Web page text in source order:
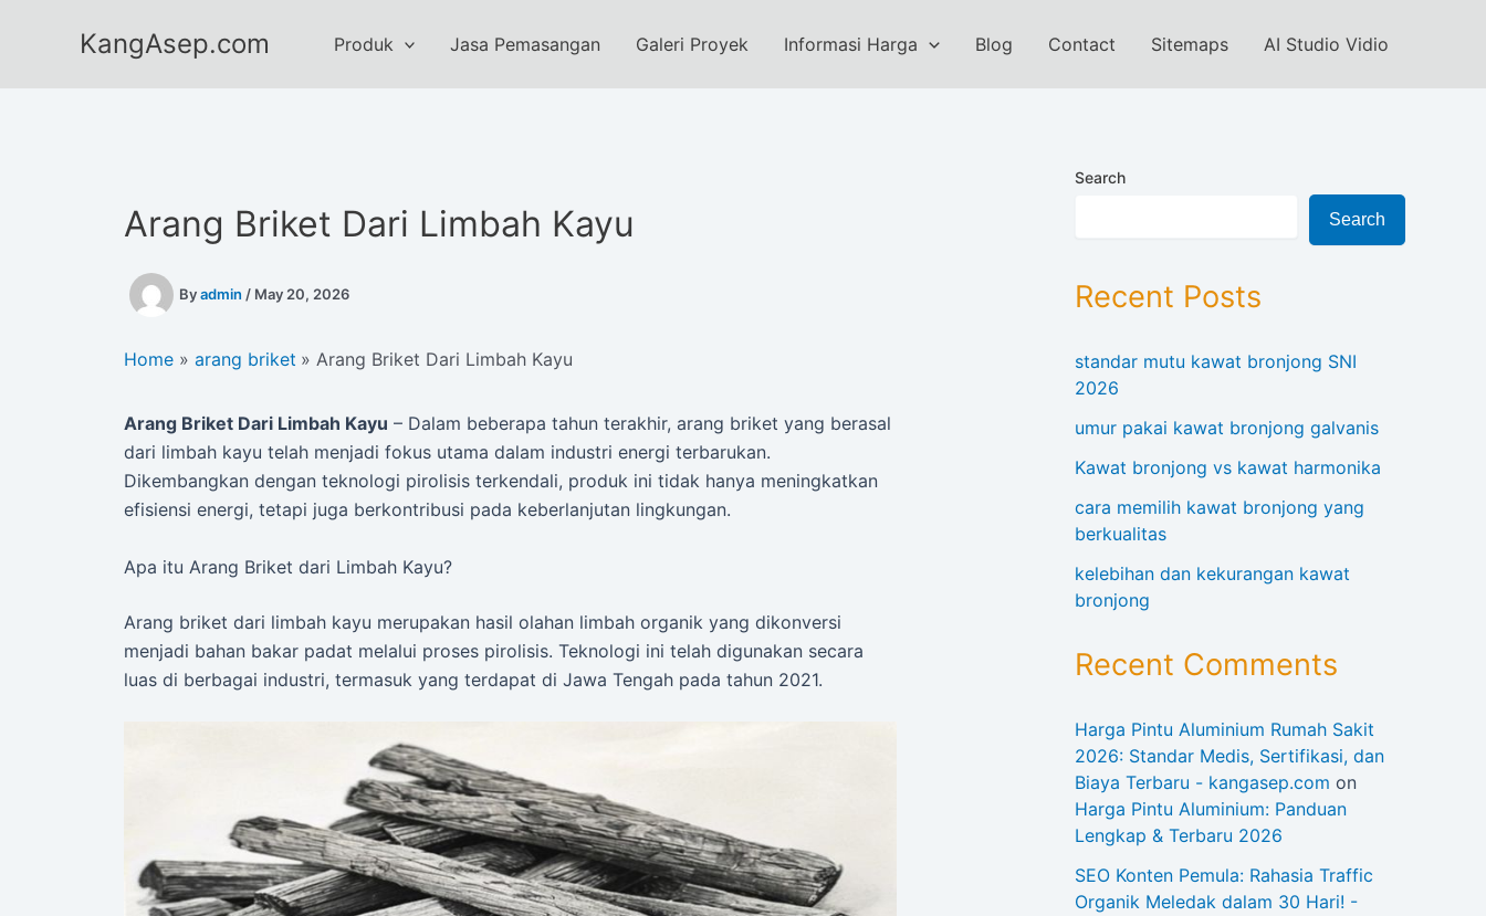
KangAsep.com Produk Jasa Pemasangan Galeri Proyek Informasi Harga Blog Contact Sitemaps AI Studio Vidio
Arang Briket Dari Limbah Kayu
Byadmin / May 20, 2026
Home arang briket Arang Briket Dari Limbah Kayu
Arang Briket Dari Limbah Kayu – Dalam beberapa tahun terakhir, arang briket yang berasal
dari limbah kayu telah menjadi fokus utama dalam industri energi terbarukan.
Dikembangkan dengan teknologi pirolisis terkendali, produk ini tidak hanya meningkatkan
efisiensi energi, tetapi juga berkontribusi pada keberlanjutan lingkungan.
Apa itu Arang Briket dari Limbah Kayu?
Arang briket dari limbah kayu merupakan hasil olahan limbah organik yang dikonversi
menjadi bahan bakar padat melalui proses pirolisis. Teknologi ini telah digunakan secara
luas di berbagai industri, termasuk yang terdapat di Jawa Tengah pada tahun 2021.
Search
Search
Recent Posts
standar mutu kawat bronjong SNI
2026
umur pakai kawat bronjong galvanis
Kawat bronjong vs kawat harmonika
cara memilih kawat bronjong yang
berkualitas
kelebihan dan kekurangan kawat
bronjong
Recent Comments
Harga Pintu Aluminium Rumah Sakit
2026: Standar Medis, Sertifikasi, dan
Biaya Terbaru - kangasep.com on
Harga Pintu Aluminium: Panduan
Lengkap & Terbaru 2026
SEO Konten Pemula: Rahasia Traffic
Organik Meledak dalam 30 Hari! -